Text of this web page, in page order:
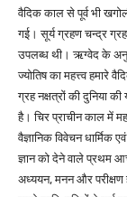
वैदिक काल से पूर्व भी
गई। सूर्य ग्रहण चन्द्र
उपलब्ध थी। ऋग्वेद के
ज्योतिष का महत्त्व हमारे
ग्रह नक्षत्रों की दुनिया
है। चिर प्राचीन काल में
वैज्ञानिक विवेचन धार्मिक
ज्ञान को देने वाले प्रथम
अध्ययन, मनन और